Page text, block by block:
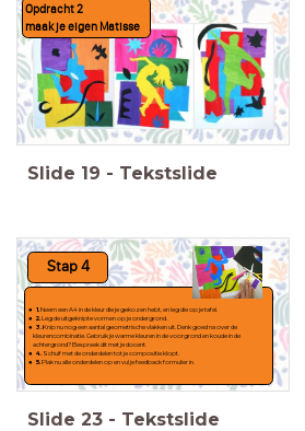
Opdracht 2
maak je eigen Matisse
Slide 19 - Tekstslide
Stap 4
1. Neem een A4 in de kleur die je gekozen hebt, en leg die op je tafel.
2. Leg de uitgeknipte vormen op je ondergrond.
3. Knip nu nog een aantal geometrische vlakken uit. Denk goed na over de
kleurencombinatie. Gebruik je warme kleuren in de voorgrond en koude in de
achtergrond? Bespreek dit met je docent.
4. Schuif met de onderdelen tot je compositie klopt.
5. Plak nu alle onderdelen op en vul je feedback formulier in.
Slide 23 - Tekstslide